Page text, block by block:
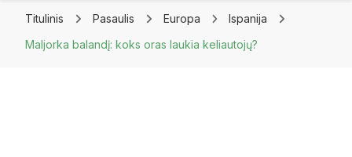
Titulinis Pasaulis Europa
Ispanija
Maljorka balandį: koks oras laukia keliautojų?